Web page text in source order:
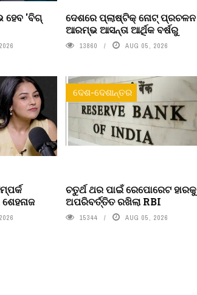
ହେବ 'ବିଗ୍
ଦେଶରେ ପ୍ଲାଷ୍ଟିକ୍ ନୋଟ୍‌ ପ୍ରଚଳନ
ଆରମ୍ଭ ଆସନ୍ତା ଆର୍ଥିକ ବର୍ଷରୁ
13860 AUG 05, 2026
ଦେଶ-ଦେଶାନ୍ତର
ଚତୁର୍ଥ ଥର ପାଇଁ ରେପୋରେଟ ହାରକୁ
ଅପରିବର୍ତ୍ତିତ ରଖିଲା RBI
15344 AUG 05, 2026